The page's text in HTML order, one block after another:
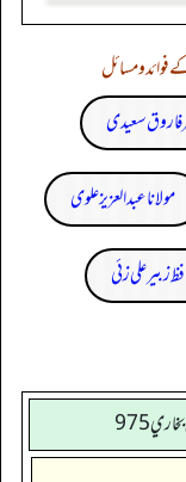
و مسائل
فاروق سعیدی
مولانا عبد العزیز علوی
زبیر علی زئی
975